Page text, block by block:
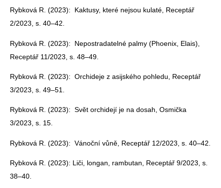
Rybková R. (2023): Kaktusy, které nejsou kulaté, Receptář
2/2023, s. 40–42.
Rybková R. (2023): Nepostradatelné palmy (Phoenix, Elais),
Receptář 11/2023, s. 48–49.
Rybková R. (2023): Orchideje z asijského pohledu, Receptář
3/2023, s. 49–51.
Rybková R. (2023): Svět orchidejí je na dosah, Osmička
3/2023, s. 15.
Rybková R. (2023): Vánoční vůně, Receptář 12/2023, s. 40–42.
Rybková R. (2023): Liči, longan, rambutan, Receptář 9/2023, s.
38–40.